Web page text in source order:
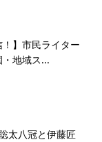
！】市民ライター
地域ス...
太八冠と伊藤匠